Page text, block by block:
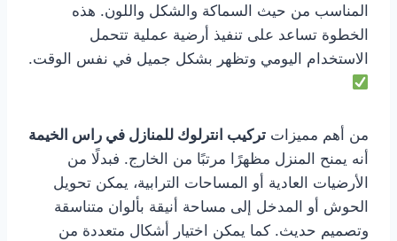
المناسب من حيث السماكة والشكل واللون. هذه
الخطوة تساعد على تنفيذ أرضية عملية تتحمل
الاستخدام اليومي وتظهر بشكل جميل في نفس الوقت.
من أهم مميزات تركيب انترلوك للمنازل في راس الخيمة
أنه يمنح المنزل مظهرًا مرتبًا من الخارج. فبدلًا من
الأرضيات العادية أو المساحات الترابية، يمكن تحويل
الحوش أو المدخل إلى مساحة أنيقة بألوان متناسقة
وتصميم حديث. كما يمكن اختيار أشكال متعددة من